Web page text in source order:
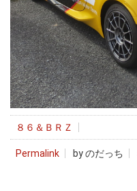
８６＆ＢＲＺ
Permalink by のだっち